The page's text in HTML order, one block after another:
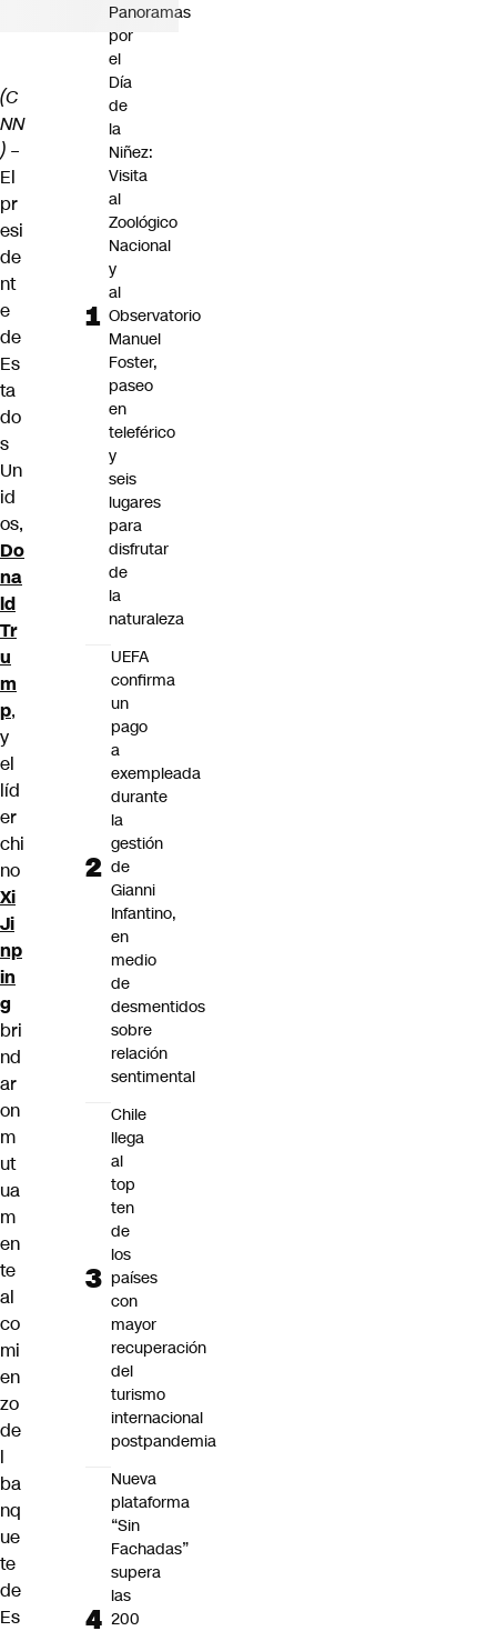
(C
NN
) –
El
pr
esi
de
nt
e
de
Es
ta
do
s
Un
id
os,
Do
na
ld
Tr
u
m
p,
y
el
líd
er
chi
no
Xi
Ji
np
in
g
bri
nd
ar
on
m
ut
ua
m
en
te
al
co
mi
en
zo
de
l
ba
nq
ue
te
de
Es
Panoramas
por
el
Día
de
la
Niñez:
Visita
al
Zoológico
Nacional
y
al
Observatorio
Manuel
Foster,
paseo
en
teleférico
y
seis
lugares
para
disfrutar
de
la
naturaleza
UEFA
confirma
un
pago
a
exempleada
durante
la
gestión
de
Gianni
Infantino,
en
medio
de
desmentidos
sobre
relación
sentimental
Chile
llega
al
top
ten
de
los
países
con
mayor
recuperación
del
turismo
internacional
postpandemia
Nueva
plataforma
“Sin
Fachadas”
supera
las
200